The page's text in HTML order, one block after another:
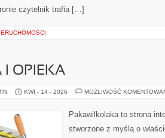
czytelnik trafia […]
I OPIEKA
KWI - 14 - 2026 MOŻLIWOŚĆ
Pakawilkolaka to strona
stworzone z myślą o